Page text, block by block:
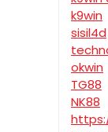
k9win
sisil4d
okwin
TG88
NK88